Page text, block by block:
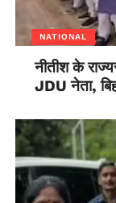
NATIONAL
नीतीश के
JDU नेता,